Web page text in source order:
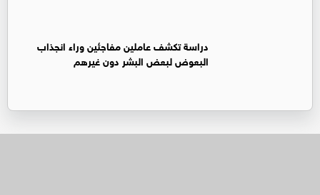
دراسة تكشف عاملين مفاجئين وراء انجذاب
البعوض لبعض البشر دون غيرهم